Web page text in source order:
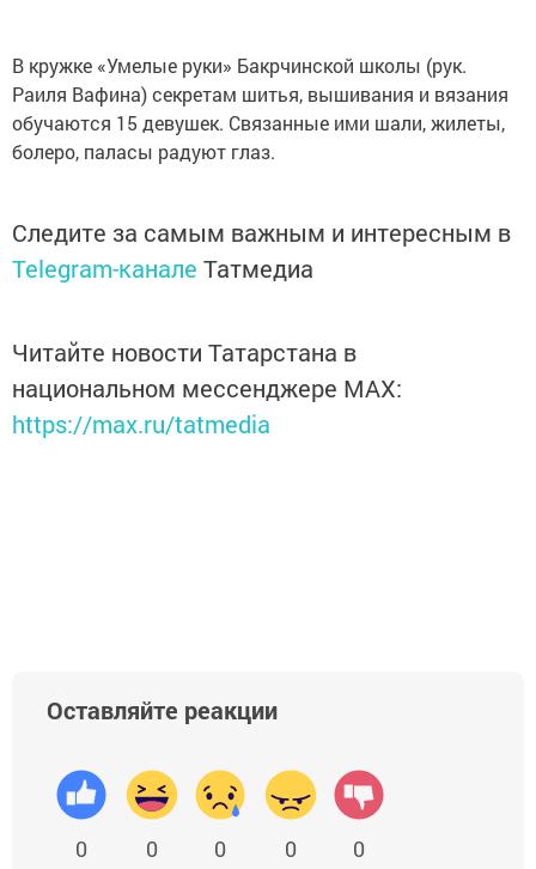
В кружке «Умелые руки» Бакрчинской школы (рук.
Раиля Вафина) секретам шитья, вышивания и вязания
обучаются 15 девушек. Связанные ими шали, жилеты,
болеро, паласы радуют глаз.
Следите за самым важным и интересным в
Telegram-канале Татмедиа
Читайте новости Татарстана в
национальном мессенджере MАХ:
https://max.ru/tatmedia
Оставляйте реакции
0 0 0 0 0